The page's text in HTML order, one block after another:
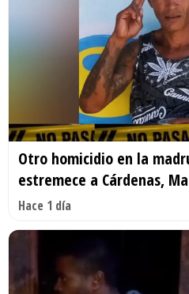
Otro homicidio en la
estremece a Cárdenas,
Hace 1 día